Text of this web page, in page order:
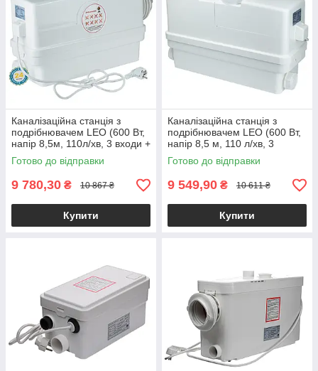
Каналізаційна станція з
подрібнювачем LEO (600 Вт,
напір 8,5м, 110л/хв, 3 входи +
бічний вхід 90мм) "сололіфт"
з ножем для туалету
Готово до відправки
9 780,30 ₴ 10 867 ₴
Купити
Каналізаційна станція з
подрібнювачем LEO (600 Вт,
напір 8,5 м, 110 л/хв, 3
входи) "сололіфт" з ножем
для туалету, душу та кухні
Готово до відправки
9 549,90 ₴ 10 611 ₴
Купити